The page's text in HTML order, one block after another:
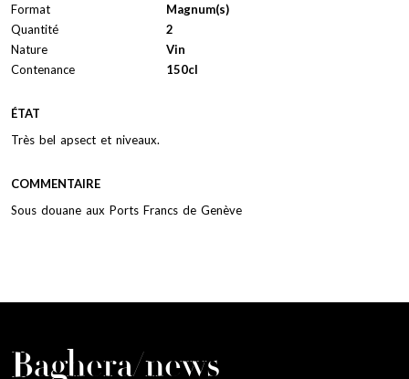
Format
Magnum(s)
Quantité
2
Nature
Vin
Contenance
150cl
ÉTAT
Très bel apsect et niveaux.
COMMENTAIRE
Sous douane aux Ports Francs de Genève
Baghera/news